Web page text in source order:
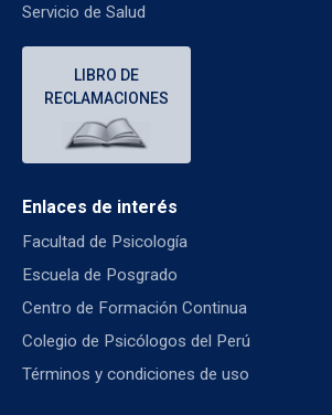
Servicio de Salud
LIBRO DE
RECLAMACIONES
Enlaces de interés
Facultad de Psicología
Escuela de Posgrado
Centro de Formación Continua
Colegio de Psicólogos del Perú
Términos y condiciones de uso